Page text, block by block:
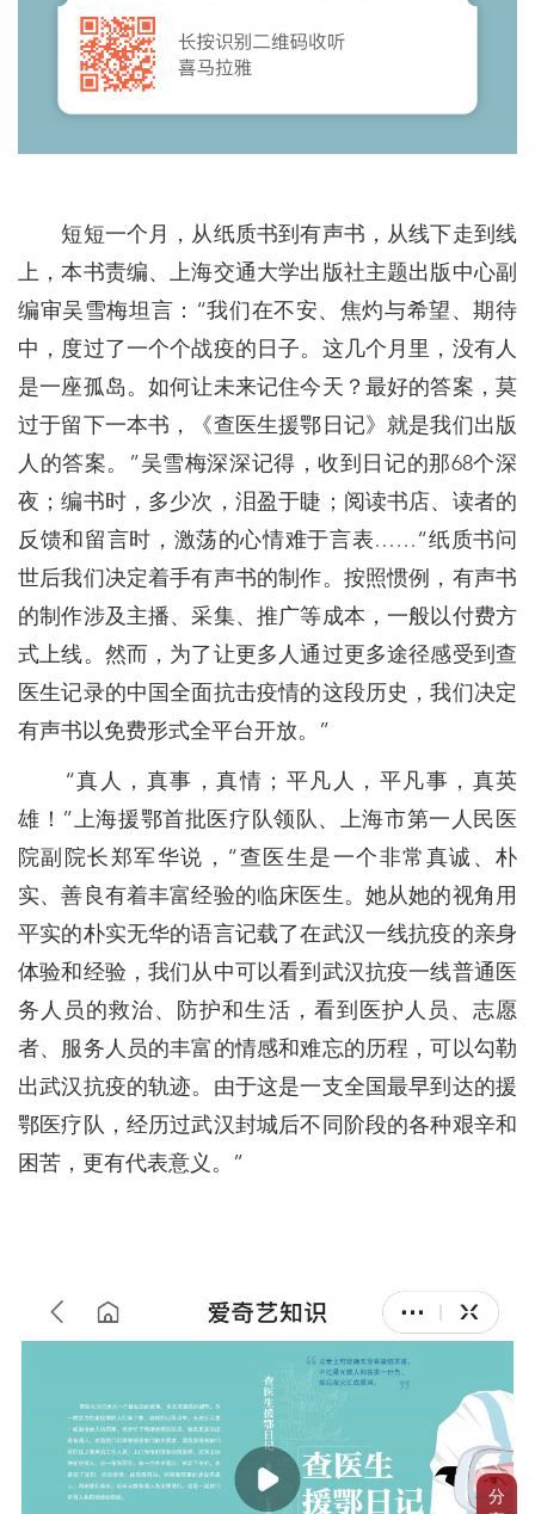
分
短短一个月，从纸质书到有声书，从线下走到线
上，本书责编、上海交通大学出版社主题出版中心副
编审吴雪梅坦言：“我们在不安、焦灼与希望、期待
中，度过了一个个战疫的日子。这几个月里，没有人
是一座孤岛。如何让未来记住今天？最好的答案，莫
过于留下一本书，《查医生援鄂日记》就是我们出版
人的答案。”吴雪梅深深记得，收到日记的那68个深
夜；编书时，多少次，泪盈于睫；阅读书店、读者的
反馈和留言时，激荡的心情难于言表……“纸质书问
世后我们决定着手有声书的制作。按照惯例，有声书
的制作涉及主播、采集、推广等成本，一般以付费方
式上线。然而，为了让更多人通过更多途径感受到查
医生记录的中国全面抗击疫情的这段历史，我们决定
有声书以免费形式全平台开放。”
“真人，真事，真情；平凡人，平凡事，真英
雄！”上海援鄂首批医疗队领队、上海市第一人民医
院副院长郑军华说，“查医生是一个非常真诚、朴
实、善良有着丰富经验的临床医生。她从她的视角用
平实的朴实无华的语言记载了在武汉一线抗疫的亲身
体验和经验，我们从中可以看到武汉抗疫一线普通医
务人员的救治、防护和生活，看到医护人员、志愿
者、服务人员的丰富的情感和难忘的历程，可以勾勒
出武汉抗疫的轨迹。由于这是一支全国最早到达的援
鄂医疗队，经历过武汉封城后不同阶段的各种艰辛和
困苦，更有代表意义。”